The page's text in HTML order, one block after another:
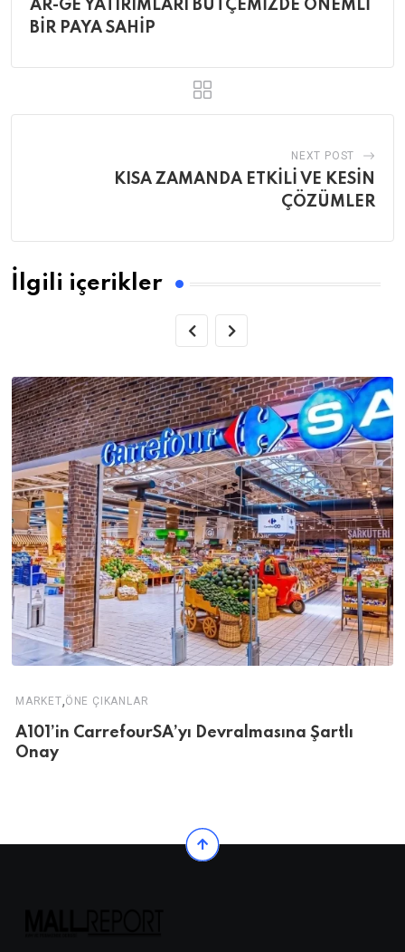
AR-GE YATIRIMLARI BÜTÇEMİZDE ÖNEMLİ
BİR PAYA SAHİP
NEXT POST
KISA ZAMANDA ETKİLİ VE KESİN
ÇÖZÜMLER
İlgili içerikler
MARKET,ÖNE ÇIKANLAR
A101’in CarrefourSA’yı Devralmasına Şartlı
Onay